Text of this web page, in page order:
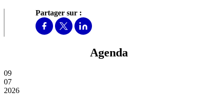
Partager sur :
Agenda
09
07
2026